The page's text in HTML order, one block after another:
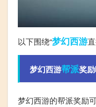
以下围绕“梦幻西游
梦幻西游帮派奖
梦幻西游的帮派奖励